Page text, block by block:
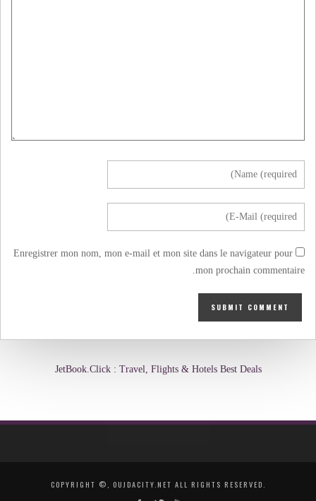
Enregistrer mon nom, mon e-mail et mon site dans le navigateur pour
mon prochain commentaire.
JetBook.Click : Travel, Flights & Hotels Best Deals
COPYRIGHT ©, OUJDACITY.NET ALL RIGHTS RESERVED.